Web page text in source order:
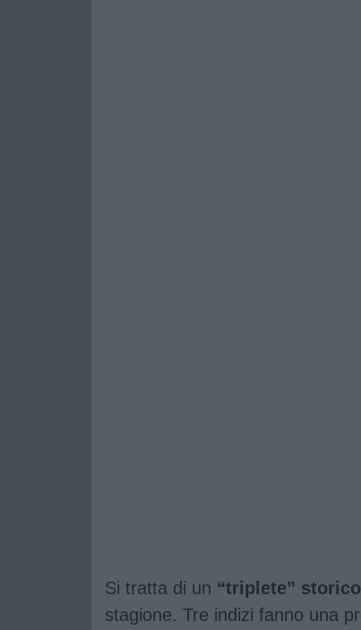
Si tratta di un “triplete”
stagione. Tre indizi fanno una